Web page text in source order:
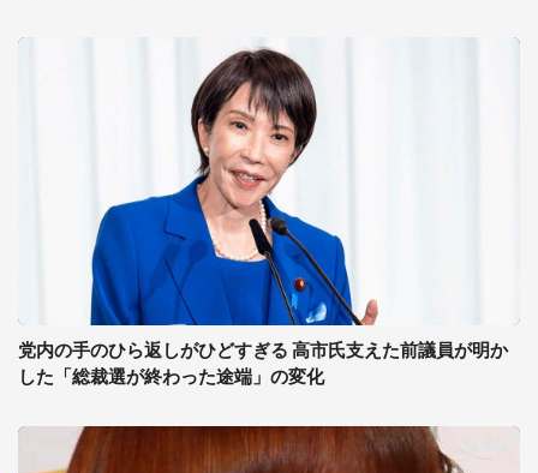
党内の手のひら返しがひどすぎる 高市氏支えた前議員が明か
した「総裁選が終わった途端」の変化